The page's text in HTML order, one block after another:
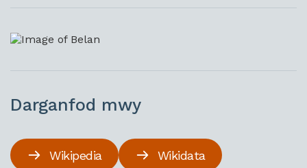
Darganfod mwy
Wikipedia Wikidata